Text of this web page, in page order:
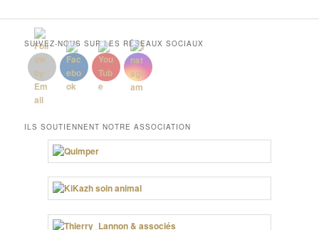
SUIVEZ-NOUS SUR LES RÉSEAUX SOCIAUX
ILS SOUTIENNENT NOTRE ASSOCIATION